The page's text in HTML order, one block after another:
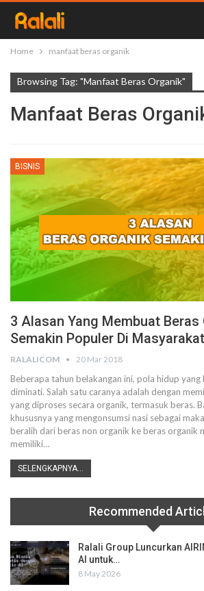
Home manfaat beras organik
Browsing Tag: "manfaat Beras Organik"
Manfaat Beras
BISNIS
3 Alasan Yang Membuat Beras
Semakin Populer Di Masyarakat
RALALICOM 20 Mar 2018
Beberapa tahun belakangan ini, pola hidup yang
diminati. Salah satu caranya adalah dengan
yang diproses secara organik, termasuk beras.
khususnya yang mengonsumsi nasi sebagai
beralih dari beras non organik ke beras organik
memiliki…
SELENGKAPNYA...
Recommended
Ralali Group Luncurkan
AI untuk…
8 May 2026